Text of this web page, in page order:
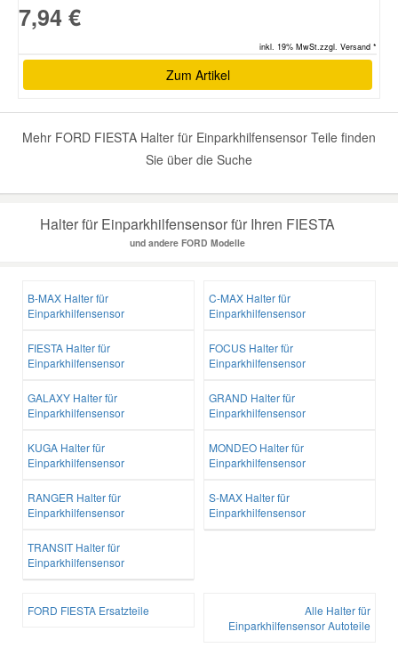
7,94 €
inkl. 19% MwSt.zzgl. Versand *
Zum Artikel
Mehr FORD FIESTA Halter für Einparkhilfensensor Teile finden
Sie über die Suche
Halter für Einparkhilfensensor für Ihren FIESTA
und andere FORD Modelle
B-MAX Halter für
Einparkhilfensensor
C-MAX Halter für
Einparkhilfensensor
FIESTA Halter für
Einparkhilfensensor
FOCUS Halter für
Einparkhilfensensor
GALAXY Halter für
Einparkhilfensensor
GRAND Halter für
Einparkhilfensensor
KUGA Halter für
Einparkhilfensensor
MONDEO Halter für
Einparkhilfensensor
RANGER Halter für
Einparkhilfensensor
S-MAX Halter für
Einparkhilfensensor
TRANSIT Halter für
Einparkhilfensensor
FORD FIESTA Ersatzteile
Alle Halter für
Einparkhilfensensor Autoteile